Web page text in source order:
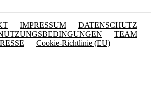
IMPRESSUM
DATENSCHUTZ
TEAM
Cookie-Richtlinie (EU)